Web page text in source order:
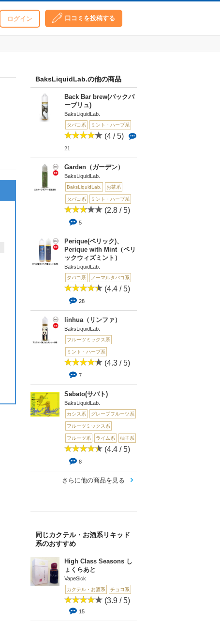
ログイン 口コミを投稿する
BaksLiquidLab.の他の商品
Back Bar brew(バックバ
ーブリュ)
BaksLiquidLab.
タバコ系 ミント・ハーブ系
(4 / 5)
21
Garden（ガーデン）
BaksLiquidLab.
BaksLiquidLab. お茶系
タバコ系 ミント・ハーブ系
(2.8 / 5)
5
Perique(ペリック)、
Perique with Mint（ペリ
ックウィズミント）
BaksLiquidLab.
タバコ系 ノーマルタバコ系
(4.4 / 5)
28
linhua（リンファ）
BaksLiquidLab.
フルーツミックス系
ミント・ハーブ系
(4.3 / 5)
7
Sabato(サバト)
BaksLiquidLab.
カシス系 グレープフルーツ系
フルーツミックス系
フルーツ系 ライム系 柚子系
(4.4 / 5)
8
さらに他の商品を見る
同じカクテル・お酒系リキッド
系のおすすめ
High Class Seasons し
ょくらあと
VapeSick
カクテル・お酒系 チョコ系
(3.9 / 5)
15